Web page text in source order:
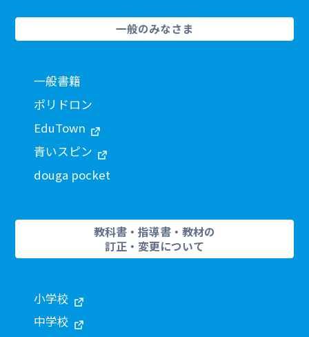
一般のみなさま
一般書籍
ポリドロン
EduTown
青いスピン
douga pocket
教科書・指導書・教材の
訂正・変更について
小学校
中学校